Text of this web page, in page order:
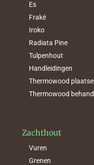
Es
Fraké
Iroko
Radiata Pine
Tulpenhout
Handleidingen
Thermowood
Thermowood
Zachthout
Vuren
Grenen